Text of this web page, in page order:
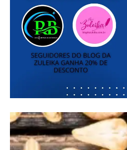
Etiam est nibh, lobortis sit
Praesent euismod ac
Ut mollis pellentesque tortor
Nullam eu erat condimentum
Donec quis est ac felis
Orci varius natoque dolor
Pro
Full member access: